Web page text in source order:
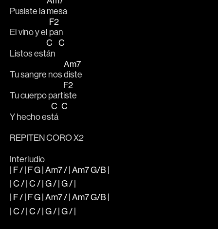
Pusiste la mesa
El vino y el
F2
pan
Listos est
C
án
C
Tu sangre nos
Am7
diste
Tu cuerpo part
F2
iste
Y hecho es
C
tá
C
REPITEN CORO X2
Interludio
| F / | F G | Am7 / | Am7 G/B |
| C / | C / | G / | G / |
| F / | F G | Am7 / | Am7 G/B |
| C / | C / | G / | G / |